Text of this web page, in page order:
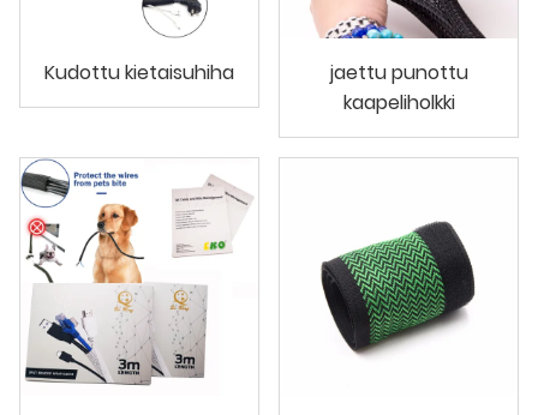
Kudottu kietaisuhiha
jaettu punottu
kaapeliholkki